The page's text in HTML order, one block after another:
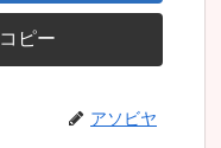
コピー
アソビヤ